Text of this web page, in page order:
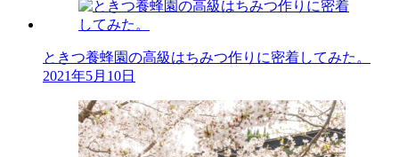
ときつ養蜂園の高級はちみつ作りに密着してみた。
2021年5月10日